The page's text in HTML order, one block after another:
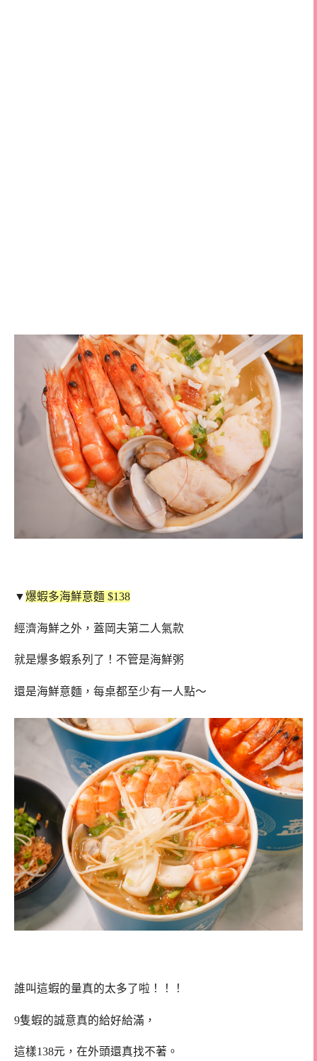
▼爆蝦多海鮮意麵 $138
經濟海鮮之外，蓋岡夫第二人氣款
就是爆多蝦系列了！不管是海鮮粥
還是海鮮意麵，每桌都至少有一人點～
誰叫這蝦的量真的太多了啦！！！
9隻蝦的誠意真的給好給滿，
這樣138元，在外頭還真找不著。